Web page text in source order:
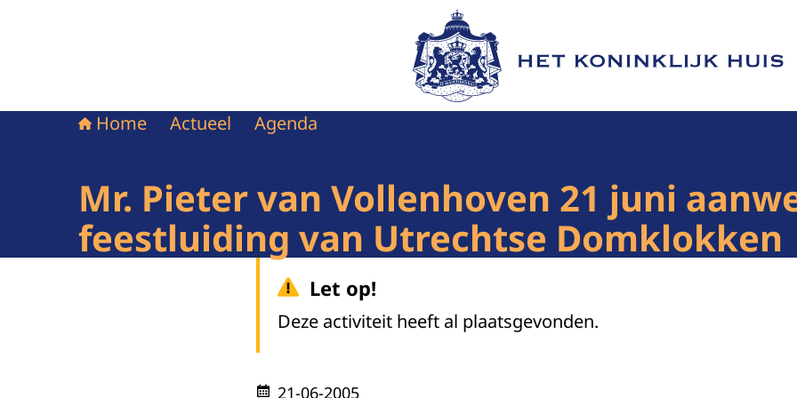
Naar de homepage van Het Koninklijk Huis
Home Actueel Agenda
Mr. Pieter van Vollenhoven 21 juni
feestluiding van Utrechtse Domklokken
Let op!
Deze activiteit heeft al plaatsgevonden.
21-06-2005